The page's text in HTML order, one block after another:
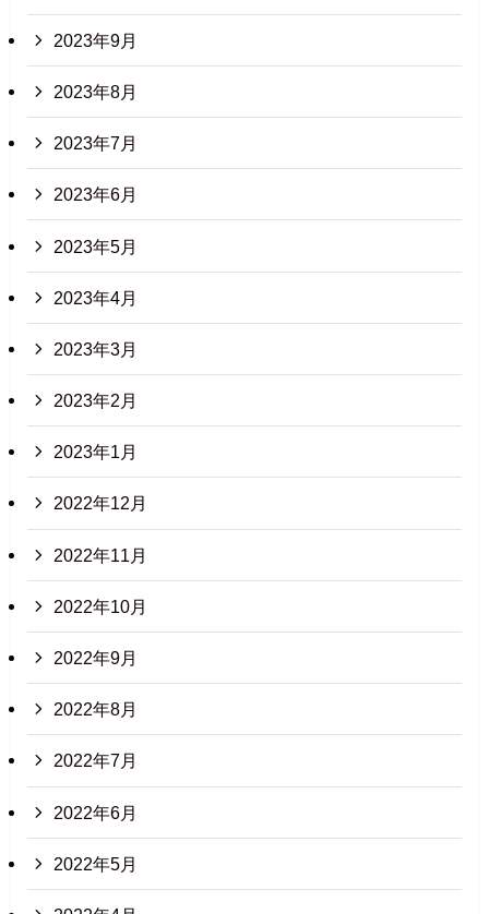
2023年9月
2023年8月
2023年7月
2023年6月
2023年5月
2023年4月
2023年3月
2023年2月
2023年1月
2022年12月
2022年11月
2022年10月
2022年9月
2022年8月
2022年7月
2022年6月
2022年5月